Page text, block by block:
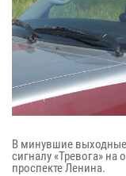
В минувшие
сигналу «Тревога»
проспекте Ленина.